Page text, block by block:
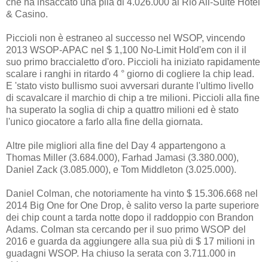
& Casino.
Piccioli non è estraneo al successo nel WSOP, vincendo
2013 WSOP-APAC nel $ 1,100 No-Limit Hold'em con il il
suo primo braccialetto d'oro. Piccioli ha iniziato rapidamente
scalare i ranghi in ritardo 4 ° giorno di cogliere la chip lead.
E 'stato visto bullismo suoi avversari durante l'ultimo livello
di scavalcare il marchio di chip a tre milioni. Piccioli alla fine
ha superato la soglia di chip a quattro milioni ed è stato
l'unico giocatore a farlo alla fine della giornata.
Altre pile migliori alla fine del Day 4 appartengono a
Thomas Miller (3.684.000), Farhad Jamasi (3.380.000),
Daniel Zack (3.085.000), e Tom Middleton (3.025.000).
Daniel Colman, che notoriamente ha vinto $ 15.306.668 nel
2014 Big One for One Drop, è salito verso la parte superiore
dei chip count a tarda notte dopo il raddoppio con Brandon
Adams. Colman sta cercando per il suo primo WSOP del
2016 e guarda da aggiungere alla sua più di $ 17 milioni in
guadagni WSOP. Ha chiuso la serata con 3.711.000 in